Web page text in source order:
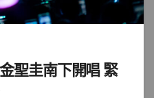
聖圭南下開唱 緊